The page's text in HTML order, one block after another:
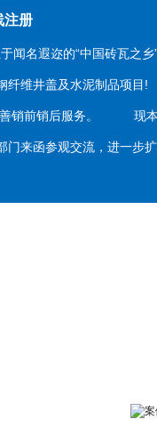
注册
名遐迩的“中国砖瓦之乡
纤维井盖及水泥制品项
销前销后服务。 现本
门来函参观交流，进一